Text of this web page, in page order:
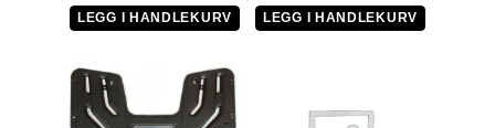
LEGG I HANDLEKURV LEGG I HANDLEKURV